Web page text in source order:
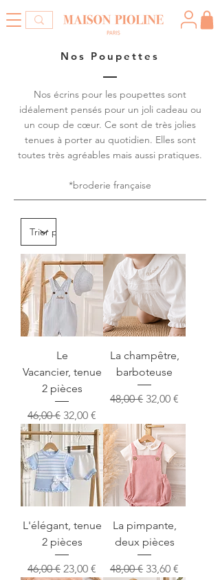
Nos Poupettes
Nos écrins pour les poupettes sont
idéalement pensés pour un joli cadeau ou
un coup de cœur. Ce sont de très jolies
tenues à porter au quotidien. Elles sont
toutes très agréables mais aussi pratiques.
*broderie française
Le
Vacancier, tenue
2 pièces
Prix original
46,00 € Prix promotionnel
32,00 €
La champêtre,
barboteuse
Prix original
48,00 € Prix
32,00 €
L'élégant, tenue
2 pièces
Prix original
46,00 € Prix promotionnel
23,00 €
La pimpante,
deux pièces
Prix original
48,00 € Prix
33,60 €